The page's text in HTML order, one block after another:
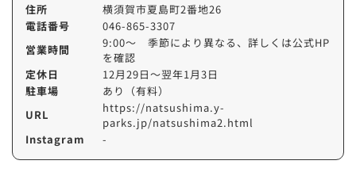
住所
横須賀市夏島町2番地26
電話番号
046-865-3307
営業時間
9:00～ 季節により異なる、詳しくは公式HP
を確認
定休日
12月29日～翌年1月3日
駐車場
あり（有料）
URL
https://natsushima.y-
parks.jp/natsushima2.html
Instagram
-